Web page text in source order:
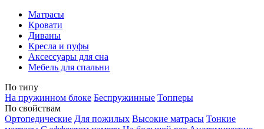
Матрасы
Кровати
Диваны
Кресла и пуфы
Аксессуары для сна
Мебель для спальни
По типу
На пружинном блоке Беспружинные Топперы
По свойствам
Ортопедические Для пожилых Высокие матрасы Тонкие